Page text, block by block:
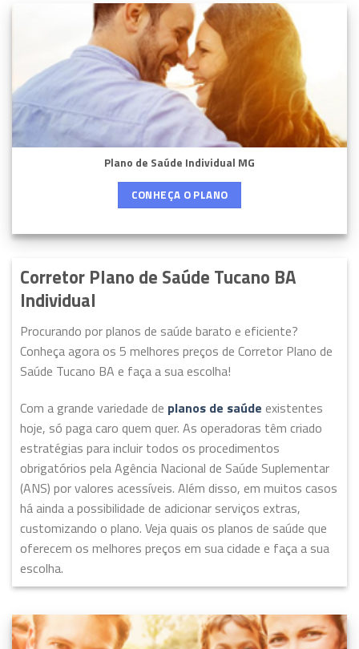
Plano de Saúde Individual MG
CONHEÇA O PLANO
Corretor Plano de Saúde Tucano BA
Individual
Procurando por planos de saúde barato e eficiente?
Conheça agora os 5 melhores preços de Corretor Plano de
Saúde Tucano BA e faça a sua escolha!
Com a grande variedade de planos de saúde existentes
hoje, só paga caro quem quer. As operadoras têm criado
estratégias para incluir todos os procedimentos
obrigatórios pela Agência Nacional de Saúde Suplementar
(ANS) por valores acessíveis. Além disso, em muitos casos
há ainda a possibilidade de adicionar serviços extras,
customizando o plano. Veja quais os planos de saúde que
oferecem os melhores preços em sua cidade e faça a sua
escolha.